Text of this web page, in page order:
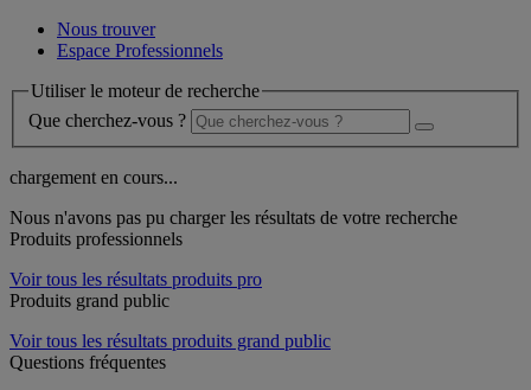
Nous trouver
Espace Professionnels
Utiliser le moteur de recherche
Que cherchez-vous ?
chargement en cours...
Nous n'avons pas pu charger les résultats de votre recherche
Produits professionnels
Voir tous les résultats produits pro
Produits grand public
Voir tous les résultats produits grand public
Questions fréquentes